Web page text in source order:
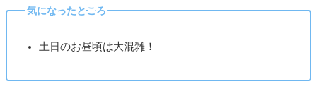
気になったところ
土日のお昼頃は大混雑！